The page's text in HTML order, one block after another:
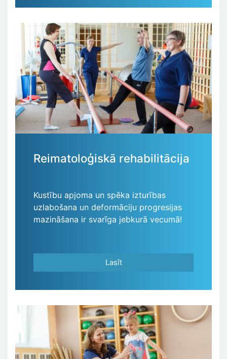
Reimatoloģiskā rehabilitācija
Kustību apjoma un spēka izturības
uzlabošana un deformāciju progresijas
mazināšana ir svarīga jebkurā vecumā!
Lasīt